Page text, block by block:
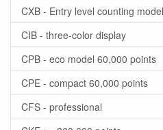
CXB - Entry level counting model
CIB - three-color display
CPB - eco model 60,000 points
CPE - compact 60,000 points
CFS - professional